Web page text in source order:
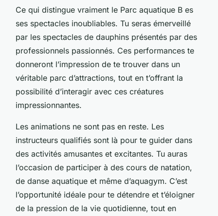
Ce qui distingue vraiment le Parc aquatique B es
ses spectacles inoubliables. Tu seras émerveillé
par les spectacles de dauphins présentés par des
professionnels passionnés. Ces performances te
donneront l’impression de te trouver dans un
véritable parc d’attractions, tout en t’offrant la
possibilité d’interagir avec ces créatures
impressionnantes.
Les animations ne sont pas en reste. Les
instructeurs qualifiés sont là pour te guider dans
des activités amusantes et excitantes. Tu auras
l’occasion de participer à des cours de natation,
de danse aquatique et même d’aquagym. C’est
l’opportunité idéale pour te détendre et t’éloigner
de la pression de la vie quotidienne, tout en